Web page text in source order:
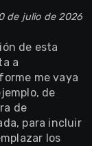
de julio de 2026
de esta
a
me vaya
de
de
para incluir
los